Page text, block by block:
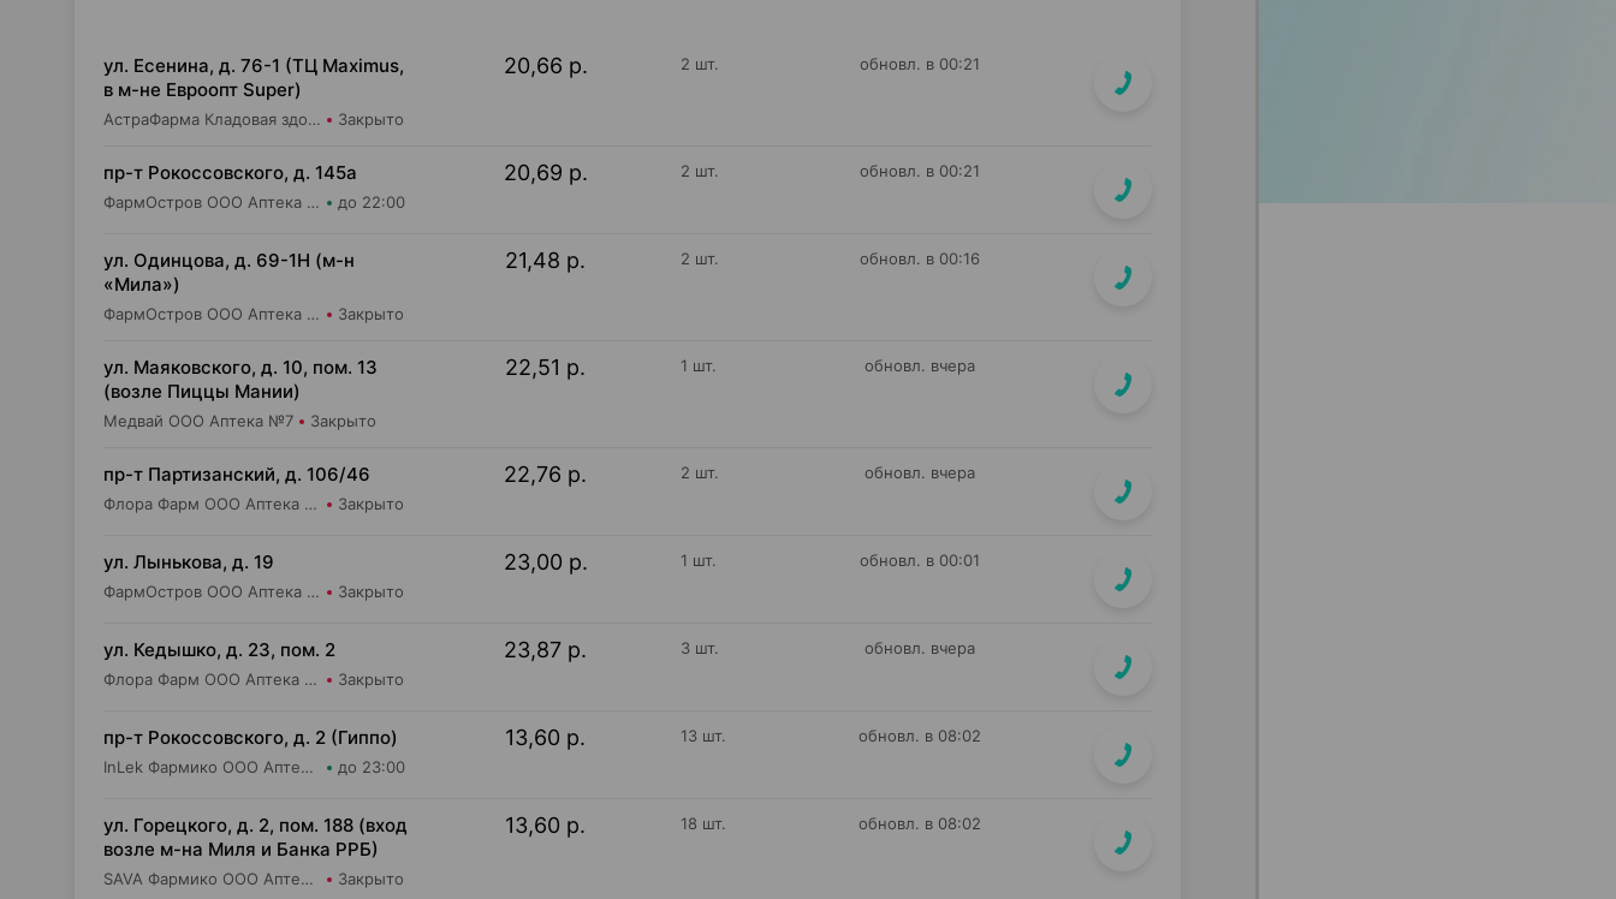
ул. Есенина, д. 76-1 (ТЦ Maximus,
в м-не Евроопт Super)
АстраФарма Кладовая здоровья ООО Аптека №9 Закрыто
20,66 р. 2 шт. обновл. в 00:21
пр-т Рокоссовского, д. 145а
ФармОстров ООО Аптека №9 на Рокоссовского до 22:00
20,69 р. 2 шт. обновл. в 00:21
ул. Одинцова, д. 69-1Н (м-н
«Мила»)
ФармОстров ООО Аптека №16 на Одинцова Закрыто
21,48 р. 2 шт. обновл. в 00:16
ул. Маяковского, д. 10, пом. 13
(возле Пиццы Мании)
Медвай ООО Аптека №7 Закрыто
22,51 р. 1 шт. обновл. вчера
пр-т Партизанский, д. 106/46
Флора Фарм ООО Аптека №20 Закрыто
22,76 р. 2 шт. обновл. вчера
ул. Лынькова, д. 19
ФармОстров ООО Аптека №7 на Лынькова Закрыто
23,00 р. 1 шт. обновл. в 00:01
ул. Кедышко, д. 23, пом. 2
Флора Фарм ООО Аптека №21 Закрыто
23,87 р. 3 шт. обновл. вчера
пр-т Рокоссовского, д. 2 (Гиппо)
InLek Фармико ООО Аптека №19 до 23:00
13,60 р. 13 шт. обновл. в 08:02
ул. Горецкого, д. 2, пом. 188 (вход
возле м-на Миля и Банка РРБ)
SAVA Фармико ООО Аптека №21 Закрыто
13,60 р. 18 шт. обновл. в 08:02